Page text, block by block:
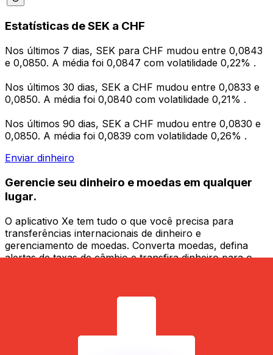
Estatísticas de SEK a CHF
Nos últimos 7 dias, SEK para CHF mudou entre 0,0843
e 0,0850. A média foi 0,0847 com volatilidade 0,22% .
Nos últimos 30 dias, SEK a CHF mudou entre 0,0833 e
0,0850. A média foi 0,0840 com volatilidade 0,21% .
Nos últimos 90 dias, SEK a CHF mudou entre 0,0830 e
0,0850. A média foi 0,0839 com volatilidade 0,26% .
Enviar dinheiro
Gerencie seu dinheiro e moedas em qualquer
lugar.
O aplicativo Xe tem tudo o que você precisa para
transferências internacionais de dinheiro e
gerenciamento de moedas. Converta moedas, defina
alertas de taxas de câmbio e transfira dinheiro para o